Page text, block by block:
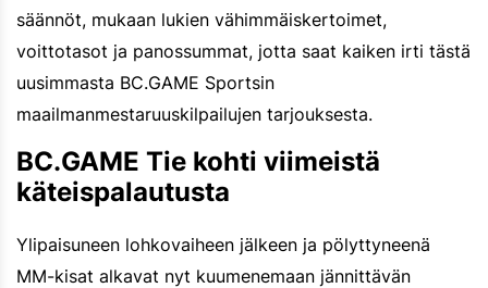
säännöt, mukaan lukien vähimmäiskertoimet,
voittotasot ja panossummat, jotta saat kaiken irti tästä
uusimmasta BC.GAME Sportsin
maailmanmestaruuskilpailujen tarjouksesta.
BC.GAME Tie kohti viimeistä
käteispalautusta
Ylipaisuneen lohkovaiheen jälkeen ja pölyttyneenä
MM-kisat alkavat nyt kuumenemaan jännittävän